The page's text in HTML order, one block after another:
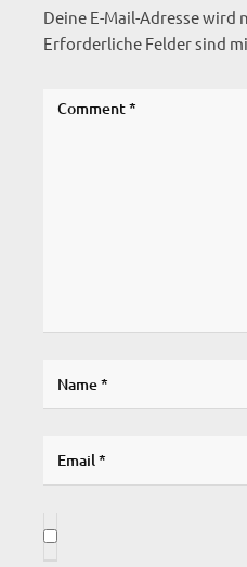
Deine E-Mail-Adresse
Erforderliche Felder sind